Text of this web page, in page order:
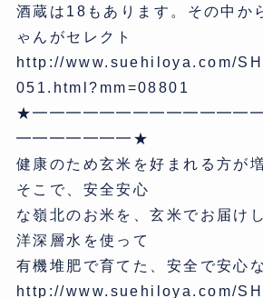
酒蔵は18もあります。その中か
ゃんがセレクト
http://www.suehiloya.com/
051.html?mm=08801
━━━━━━━★
健康のため玄米を好まれる方が
そこで、安全安心
な嶺北のお米を、玄米でお届け
洋深層水を使って
有機堆肥で育てた、安全で安心
http://www.suehiloya.com/